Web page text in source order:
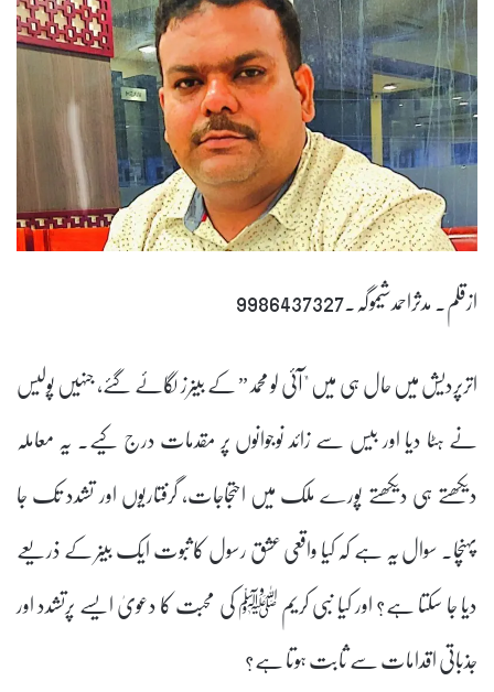
ازقلم۔ مدثراحمدشیموگہ۔9986437327
اترپردیش میں حال ہی میں "آئی لو محمد” کے بینرز لگائے گئے، جنہیں پولیس
نے ہٹا دیا اور بیس سے زائد نوجوانوں پر مقدمات درج کیے۔ یہ معاملہ
دیکھتے ہی دیکھتے پورے ملک میں احتجاجات، گرفتاریوں اور تشدد تک جا
پہنچا۔ سوال یہ ہے کہ کیا واقعی عشق رسول کا ثبوت ایک بینر کے ذریعے
دیا جا سکتا ہے؟ اور کیا نبی کریم ﷺ کی محبت کا دعویٰ ایسے پرتشدد اور
جذباتی اقدامات سے ثابت ہوتا ہے؟